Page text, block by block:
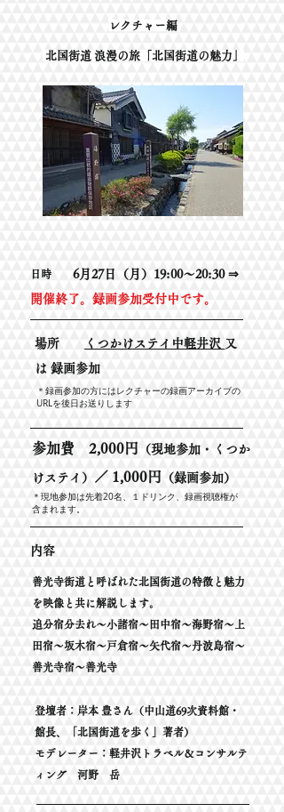
レクチャー編
日時
6月27日（月）19:00～20:30 ⇒
開催終了。録画参加受付中です。
場所 くつかけステイ中軽井沢 又
は 録画参加
​＊録画参加の方にはレクチャーの録画アーカイブの
URLを後日お送りします
参加費 2,000円 （現地参加・くつか
けステイ） ／ 1,000円 （録画参加）
​＊現地参加は先着20名、１ドリンク、録画視聴権が
含まれます。
内容
善光寺街道と呼ばれた北国街道の特徴と魅力
を映像と共に解説します。
追分宿分去れ～小諸宿～田中宿～海野宿～上
田宿～坂木宿～戸倉宿～矢代宿～丹波島宿～
善光寺宿～善光寺
登壇者：岸本 豊さん（中山道69次資料館・
館長、「北国街道を歩く」著者）
​モデレーター：軽井沢トラベル＆コンサルテ
ィング 河野 岳
北国街道 浪漫の旅「 北国街道の魅力」